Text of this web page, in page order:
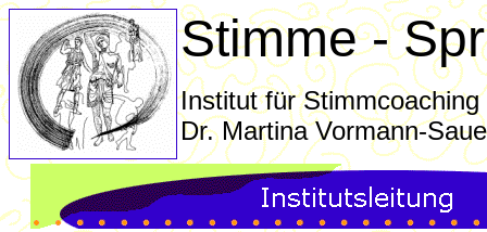
Stimme -
Institut für
Dr. Martina Vormann-